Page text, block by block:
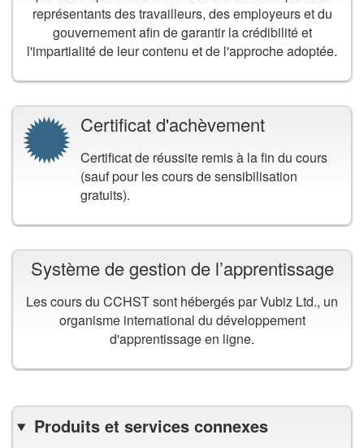
représentants des travailleurs, des employeurs et du
gouvernement afin de garantir la crédibilité et
l'impartialité de leur contenu et de l'approche adoptée.
Certificat d'achèvement
Certificat de réussite remis à la fin du cours
(sauf pour les cours de sensibilisation
gratuits).
Système de gestion de l’apprentissage
Les cours du CCHST sont hébergés par Vubiz Ltd., un
organisme international du développement
d'apprentissage en ligne.
Produits et services connexes